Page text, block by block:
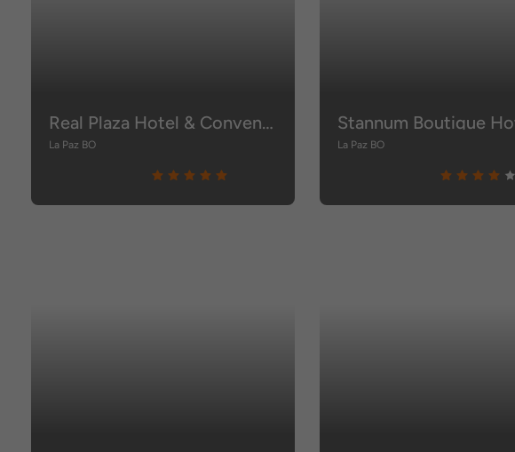
Real Plaza Hotel & Convention Center
La Paz BO
Stannum Boutique
La Paz BO